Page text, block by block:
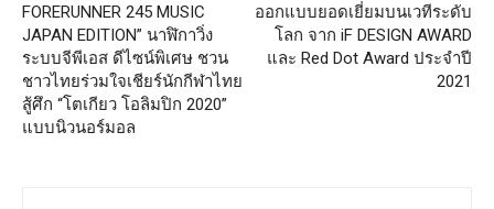
FORERUNNER 245 MUSIC
JAPAN EDITION” นาฬิกาวิ่ง
ระบบจีพีเอส ดีไซน์พิเศษ ชวน
ชาวไทยร่วมใจเชียร์นักกีฬาไทย
สู้ศึก “โตเกียว โอลิมปิก 2020”
แบบนิวนอร์มอล
ออกแบบยอดเยี่ยมบนเวทีระดับ
โลก จาก iF DESIGN AWARD
และ Red Dot Award ประจำปี
2021